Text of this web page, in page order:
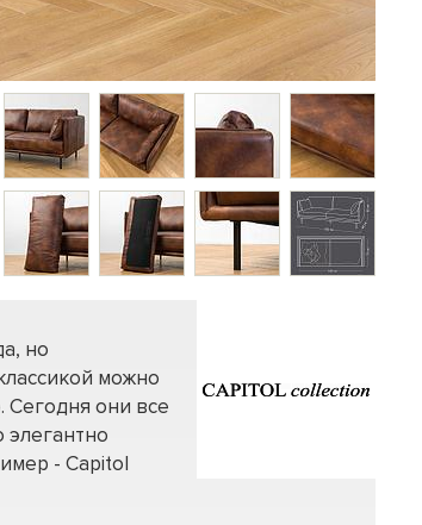
но
можно
Сегодня они все
элегантно
- Capitol